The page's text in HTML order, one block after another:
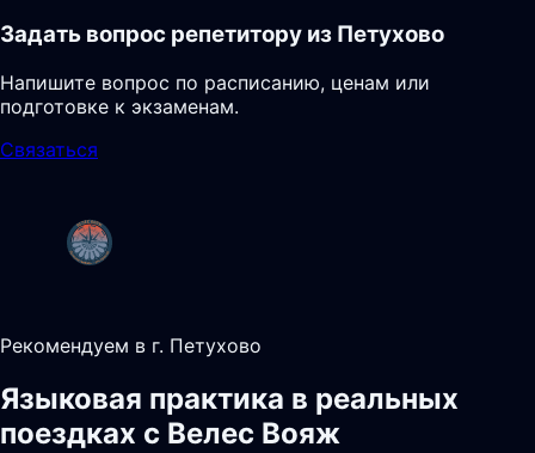
Задать вопрос репетитору из Петухово
Напишите вопрос по расписанию, ценам или
подготовке к экзаменам.
Связаться
Рекомендуем в г. Петухово
Языковая практика в реальных
поездках с Велес Вояж